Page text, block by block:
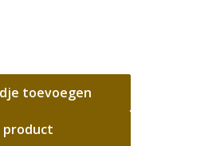
toevoegen
product